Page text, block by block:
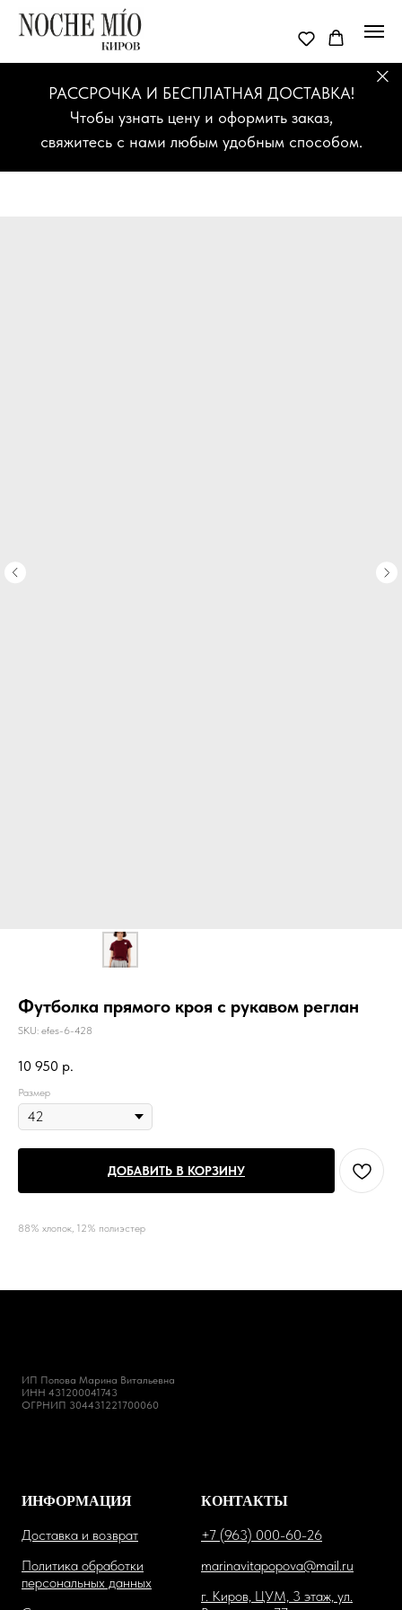
РАССРОЧКА И БЕСПЛАТНАЯ ДОСТАВКА!
Чтобы узнать цену и оформить заказ,
свяжитесь с нами любым удобным способом.
Футболка прямого кроя с рукавом реглан
SKU: efes-6-428
10 950 р.
Размер
ДОБАВИТЬ В КОРЗИНУ
88% хлопок, 12% полиэстер
ИП Попова Марина Витальевна
ИНН 431200041743
ОГРНИП 304431221700060
ИНФОРМАЦИЯ
Доставка и возврат
Политика обработки
персональных данных
КОНТАКТЫ
+7 (963) 000-60-26
marinavitapopova@mail.ru
г. Киров, ЦУМ, 3 этаж, ул.